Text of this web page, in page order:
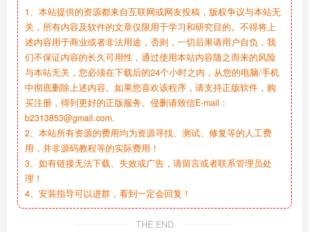
1、本站提供的资源都来自互联网或网友投稿，版权争议与本站无
关，所有内容及软件的文章仅限用于学习和研究目的。不得将上
述内容用于商业或者非法用途，否则，一切后果请用户自负，我
们不保证内容的长久可用性，通过使用本站内容随之而来的风险
与本站无关，您必须在下载后的24个小时之内，从您的电脑/手机
中彻底删除上述内容。如果您喜欢该程序，请支持正版软件，购
买注册，得到更好的正版服务。侵删请致信E-mail：
b2313853@gmail.com.
2、本站所有资源的费用均为资源寻找、测试、修复等的人工费
用，并非源码教程等的实际费用！
3、如有链接无法下载、失效或广告，请留言或者联系管理员处
理！
4、安装指导可以进群，看到一定会回复！
THE END